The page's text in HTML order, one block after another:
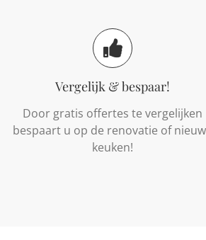
Vergelijk & bespaar!
Door gratis offertes te vergelijken
bespaart u op de renovatie of
keuken!